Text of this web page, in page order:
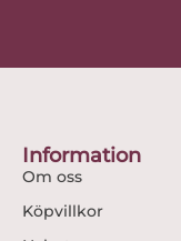
Information
Om oss
Köpvillkor